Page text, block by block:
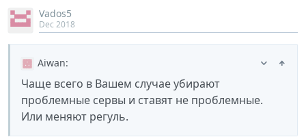
Vados5
Dec 2018
Aiwan:
Чаще всего в Вашем случае убирают
проблемные сервы и ставят не проблемные.
Или меняют регуль.